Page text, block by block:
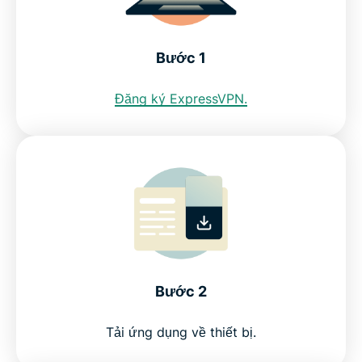
Tải VPN Thái Lan cho tất cả thiết bị
Tôi có thể sử dụng VPN miễn phí để lấy địa chỉ IP
Câu hỏi thường gặp: Sử dụng VPN Thái Lan
ExpressVPN cho các quốc gia khác
How to get ExpressVPN for Thailand in 3 steps
Bước 1
Đăng ký ExpressVPN.
Bước 2
Tải ứng dụng về thiết bị.